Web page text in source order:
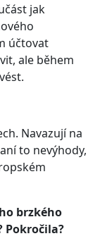
jak
účtovat
ale během
Navazují na
to nevýhody,
brzkého
Pokročila?